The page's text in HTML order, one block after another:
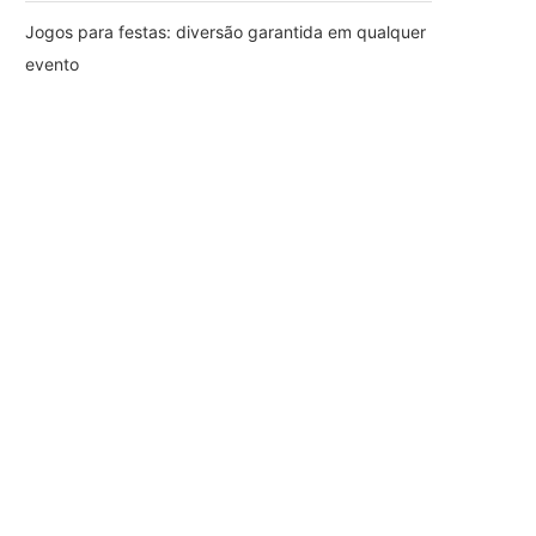
Jogos para festas: diversão garantida em qualquer
evento